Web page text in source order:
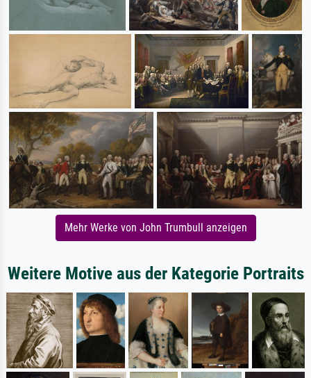
Mehr Werke von John Trumbull anzeigen
Weitere Motive aus der Kategorie Portraits